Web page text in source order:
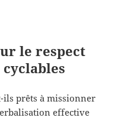
le respect
cyclables
ils prêts à missionner
effective